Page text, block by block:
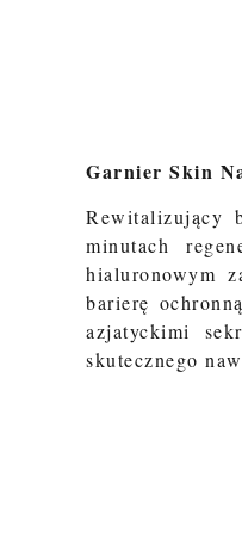
Garnier Skin
Rewitalizujący
minutach
hialuronowym
barierę
azjatyckimi
skutecznego